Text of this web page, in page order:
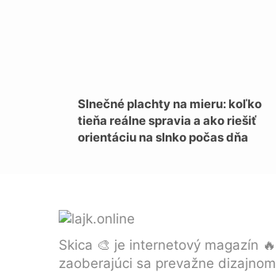
Slnečné plachty na mieru: koľko
tieňa reálne spravia a ako riešiť
orientáciu na slnko počas dňa
Skica 🎨 je internetový magazín 🔥
zaoberajúci sa prevažne dizajnom